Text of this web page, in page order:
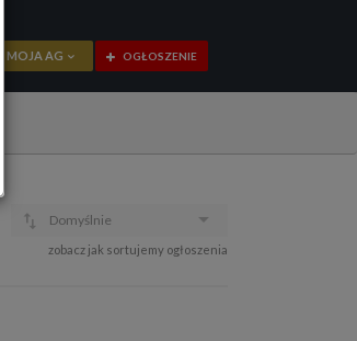
MOJA AG
PRZEGLĄD
OGŁOSZENIE
Domyślnie
zobacz jak sortujemy ogłoszenia